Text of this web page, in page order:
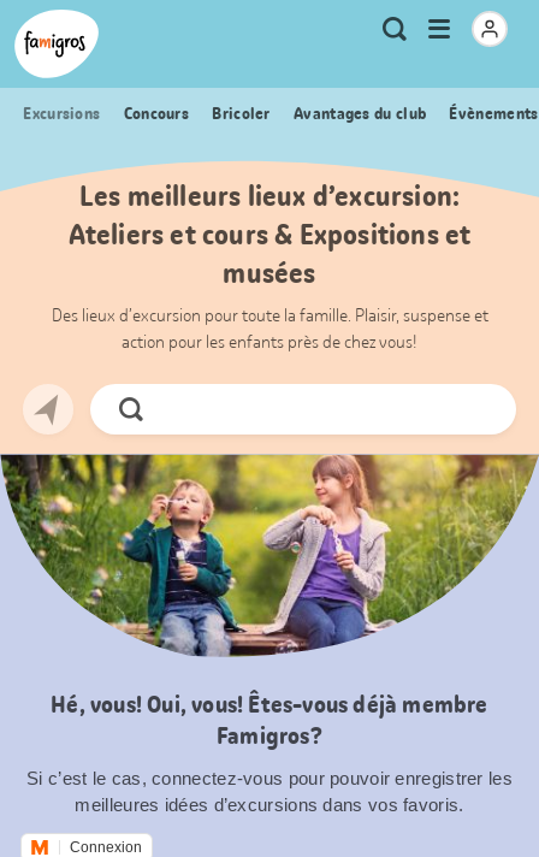
Signets
de
navigation
Header
Logo Métanavigation
RechercheOuvrir
Excursions Concours Bricoler Avantages du club
Les meilleurs lieux d’excursion:
Ateliers et cours & Expositions et
musées
Des lieux d’excursion pour toute la famille. Plaisir, suspense et
action pour les enfants près de chez vous!
Chercher
Hé, vous! Oui, vous! Êtes-vous déjà membre
Famigros?
Si c’est le cas, connectez-vous pour pouvoir enregistrer les
meilleures idées d’excursions dans vos favoris.
Connexion